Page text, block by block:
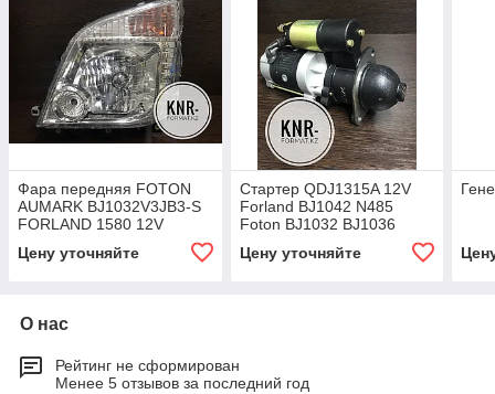
Фара передняя FOTON
AUMARK BJ1032V3JB3-S
FORLAND 1580 12V
Цену уточняйте
Стартер QDJ1315A 12V
Forland BJ1042 N485
Foton BJ1032 BJ1036
Цену уточняйте
О нас
Рейтинг не сформирован
Менее 5 отзывов за последний год